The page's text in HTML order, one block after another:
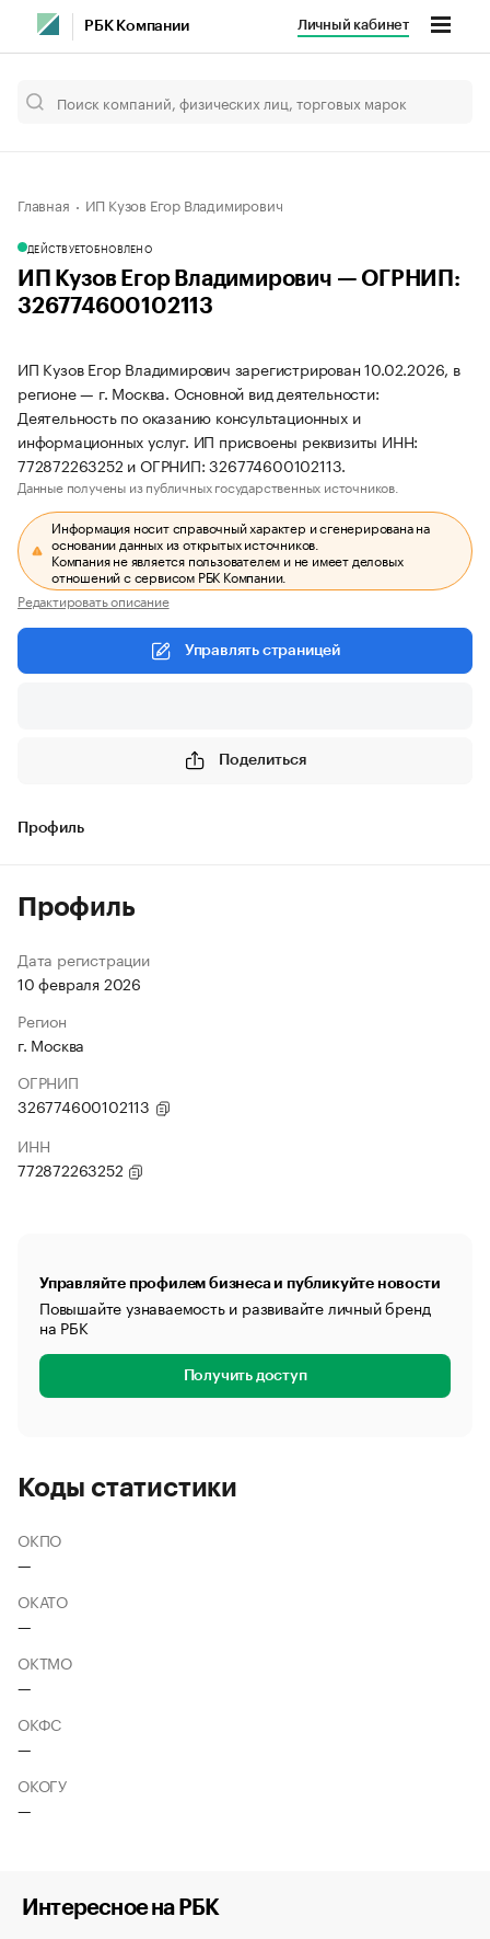
РБК Компании Личный кабинет
Главная ИП Кузов Егор Владимирович
ДЕЙСТВУЕТОБНОВЛЕНО
ИП Кузов Егор Владимирович — ОГРНИП:
326774600102113
ИП Кузов Егор Владимирович зарегистрирован 10.02.2026, в
регионе — г. Москва. Основной вид деятельности:
Деятельность по оказанию консультационных и
информационных услуг. ИП присвоены реквизиты ИНН:
772872263252 и ОГРНИП: 326774600102113.
Данные получены из публичных государственных источников.
Информация носит справочный характер и сгенерирована на
основании данных из открытых источников.
Компания не является пользователем и не имеет деловых
отношений с сервисом РБК Компании.
Редактировать описание
Управлять страницей
Поделиться
Профиль
Профиль
Дата регистрации
10 февраля 2026
Регион
г. Москва
ОГРНИП
326774600102113
ИНН
772872263252
Управляйте профилем бизнеса и публикуйте новости
Повышайте узнаваемость и развивайте личный бренд
на РБК
Получить доступ
Коды статистики
ОКПО
—
ОКАТО
—
ОКТМО
—
ОКФС
—
ОКОГУ
—
Интересное на РБК